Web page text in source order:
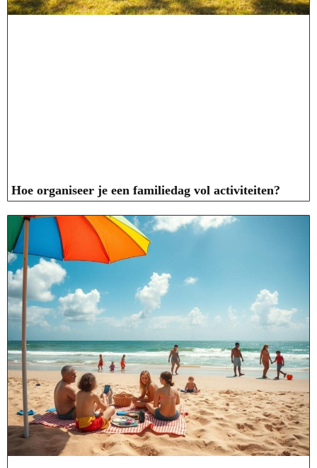
Hoe organiseer je een familiedag vol activiteiten?